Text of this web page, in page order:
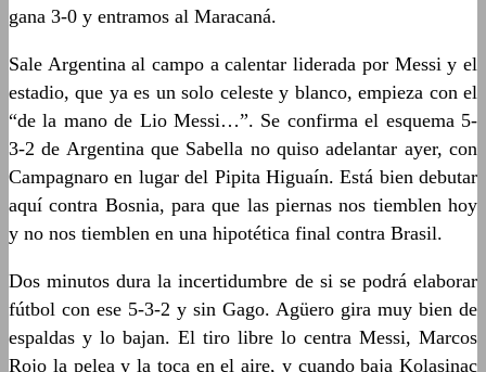
gana 3-0 y entramos al Maracaná.
Sale Argentina al campo a calentar liderada por Messi y el
estadio, que ya es un solo celeste y blanco, empieza con el
“de la mano de Lio Messi…”. Se confirma el esquema 5-
3-2 de Argentina que Sabella no quiso adelantar ayer, con
Campagnaro en lugar del Pipita Higuaín. Está bien debutar
aquí contra Bosnia, para que las piernas nos tiemblen hoy
y no nos tiemblen en una hipotética final contra Brasil.
Dos minutos dura la incertidumbre de si se podrá elaborar
fútbol con ese 5-3-2 y sin Gago. Agüero gira muy bien de
espaldas y lo bajan. El tiro libre lo centra Messi, Marcos
Rojo la pelea y la toca en el aire, y cuando baja Kolasinac